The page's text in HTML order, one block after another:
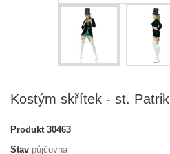
Kostým skřítek - st. Patrik
Produkt 30463
Stav půjčovna